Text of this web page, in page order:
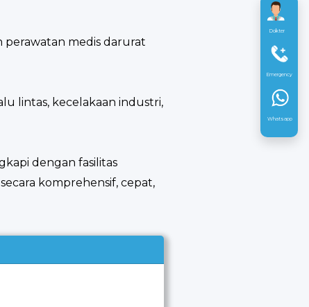
Dokter
Emergency
Whatsapp
perawatan medis darurat
lintas, kecelakaan industri,
dengan fasilitas
komprehensif, cepat,